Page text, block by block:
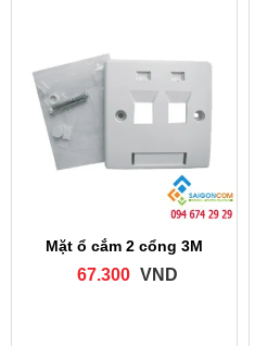
Mặt ổ cắm 2 cổng 3M
67.300 VND